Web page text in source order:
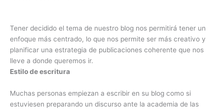
Tener decidido el tema de nuestro blog nos permitirá tener un
enfoque más centrado, lo que nos permite ser más creativo y
planificar una estrategia de publicaciones coherente que nos
lleve a donde queremos ir.
Estilo de escritura
Muchas personas empiezan a escribir en su blog como si
estuviesen preparando un discurso ante la academia de las